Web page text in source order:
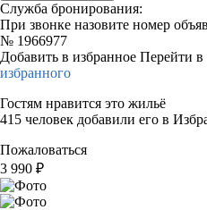
Служба бронирования:
При звонке назовите номер
№ 1966977
Добавить в избранное Перейти в
избранного
Гостям нравится это жильё
415 человек добавили его в
Пожаловаться
3 990 ₽